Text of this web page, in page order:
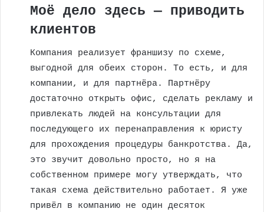
Моё дело здесь — приводить
клиентов
Компания реализует франшизу по схеме,
выгодной для обеих сторон. То есть, и для
компании, и для партнёра. Партнёру
достаточно открыть офис, сделать рекламу и
привлекать людей на консультации для
последующего их перенаправления к юристу
для прохождения процедуры банкротства. Да,
это звучит довольно просто, но я на
собственном примере могу утверждать, что
такая схема действительно работает. Я уже
привёл в компанию не один десяток